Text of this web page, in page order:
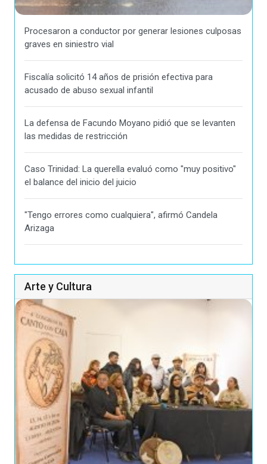
Procesaron a conductor por generar lesiones culposas
graves en siniestro vial
Fiscalía solicitó 14 años de prisión efectiva para
acusado de abuso sexual infantil
La defensa de Facundo Moyano pidió que se levanten
las medidas de restricción
Caso Trinidad: La querella evaluó como "muy positivo"
el balance del inicio del juicio
"Tengo errores como cualquiera", afirmó Candela
Arizaga
Arte y Cultura